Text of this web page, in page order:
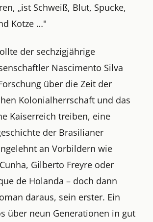
„ist Schweiß, Blut, Spucke,
Kotze …"
der sechzigjährige
Nascimento Silva
über die Zeit der
Kolonialherrschaft und das
Kaiserreich treiben, eine
der Brasilianer
an Vorbildern wie
Gilberto Freyre oder
de Holanda – doch dann
daraus, sein erster. Ein
über neun Generationen in gut